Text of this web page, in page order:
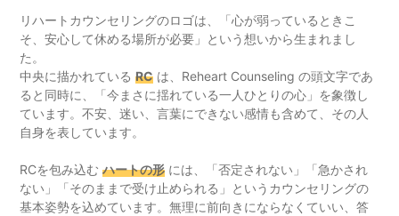
リハートカウンセリングのロゴは、「心が弱っているときこ
そ、安心して休める場所が必要」という想いから生まれまし
た。
中央に描かれているRC は、Reheart Counseling の頭文字であ
ると同時に、「今まさに揺れている一人ひとりの心」を象徴し
ています。不安、迷い、言葉にできない感情も含めて、その人
自身を表しています。
RCを包み込むハートの形 には、「否定されない」「急かされ
ない」「そのままで受け止められる」というカウンセリングの
基本姿勢を込めています。無理に前向きにならなくていい、答